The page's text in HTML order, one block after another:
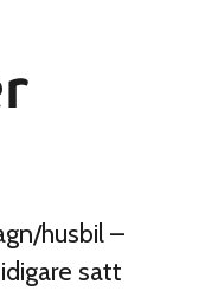
husbil –
satt